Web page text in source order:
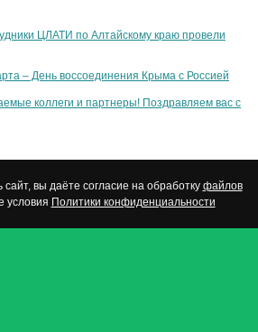
ЦЛАТИ по Алтайскому краю провели
– День воссоединения Крыма с Россией
коллеги и партнеры! Поздравляем вас с
вы даёте согласие на обработку файлов
условия Политики конфиденциальности